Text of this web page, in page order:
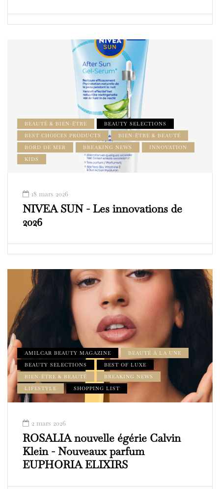
BEAUTÉ & BIEN-ÊTRE
BEAUTY SELECTIONS
BEST CHOICES PRODUCTS
BIEN-ÊTRE & BEAUTÉ
BORD DE MER
BREAKING NEWS
INNOVATION
KIDS
18 mars 2026
NIVEA SUN - Les innovations de
2026
AMILCAR BEAUTY MAGAZINE
BEAUTÉ À LA UNE
BEAUTY SELECTIONS
BEST OF LUXE
BIEN-ÊTRE & BEAUTÉ
BREAKING NEWS
LIFESTYLE
SHOPPING LIST
2 mars 2026
ROSALIA nouvelle égérie Calvin
Klein - Nouveaux parfum
EUPHORIA ELIXIRS